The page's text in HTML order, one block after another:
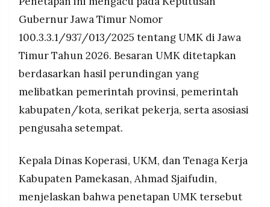
MEDIA
Resolusi.co
-
PT.
MEDIA
PRAMUDITA
Gubernur Jawa Timur Nomor
100.3.3.1/937/013/2025 tentang UMK di Jawa
Timur Tahun 2026. Besaran UMK ditetapkan
berdasarkan hasil perundingan yang
melibatkan pemerintah provinsi, pemerintah
kabupaten/kota, serikat pekerja, serta asosiasi
pengusaha setempat.
Kepala Dinas Koperasi, UKM, dan Tenaga Kerja
Kabupaten Pamekasan, Ahmad Sjaifudin,
menjelaskan bahwa penetapan UMK tersebut